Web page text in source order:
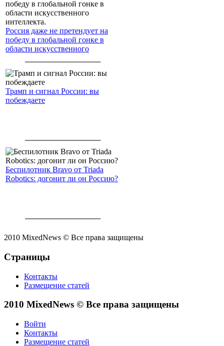
Россия даже не претендует на
победу в глобальной гонке в
области искусственного
Трамп и сигнал России: вы
побеждаете
Беспилотник Bravo от Triada
Robotics: догонит ли он Россию?
2010 MixedNews © Все права защищены
Страницы
Контакты
Размещение статей
2010 MixedNews © Все права защищены
Войти
Контакты
Размещение статей